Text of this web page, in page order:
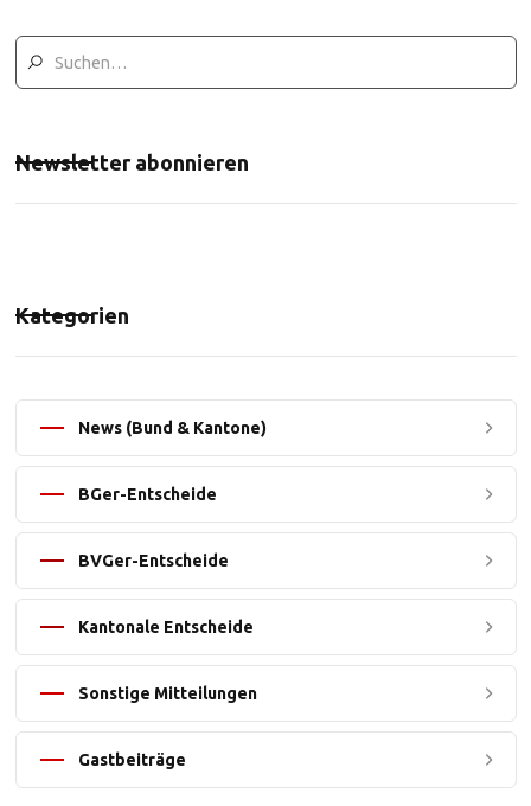
Newsletter abonnieren
Kategorien
News (Bund & Kantone)
BGer-Entscheide
BVGer-Entscheide
Kantonale Entscheide
Sonstige Mitteilungen
Gastbeiträge